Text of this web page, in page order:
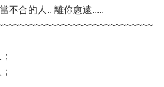
不合的人.. 離你愈遠.....